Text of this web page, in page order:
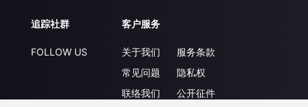
追踪社群
FOLLOW US
客户服务
关于我们
常见问题
联络我们
服务条款
隐私权
公开征件